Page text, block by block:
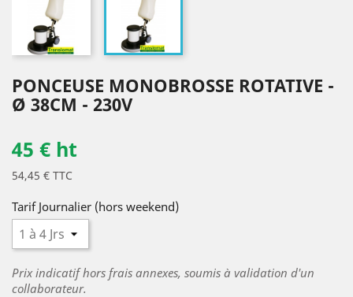
PONCEUSE MONOBROSSE ROTATIVE -
Ø 38CM - 230V
45 € ht
54,45 € TTC
Tarif Journalier (hors weekend)
Prix indicatif hors frais annexes, soumis à validation d'un
collaborateur.